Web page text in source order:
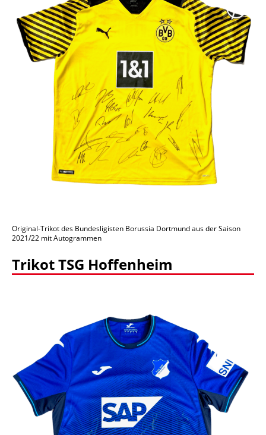
Original-Trikot des Bundesligisten Borussia Dortmund aus der Saison
2021/22 mit Autogrammen
Trikot TSG Hoffenheim